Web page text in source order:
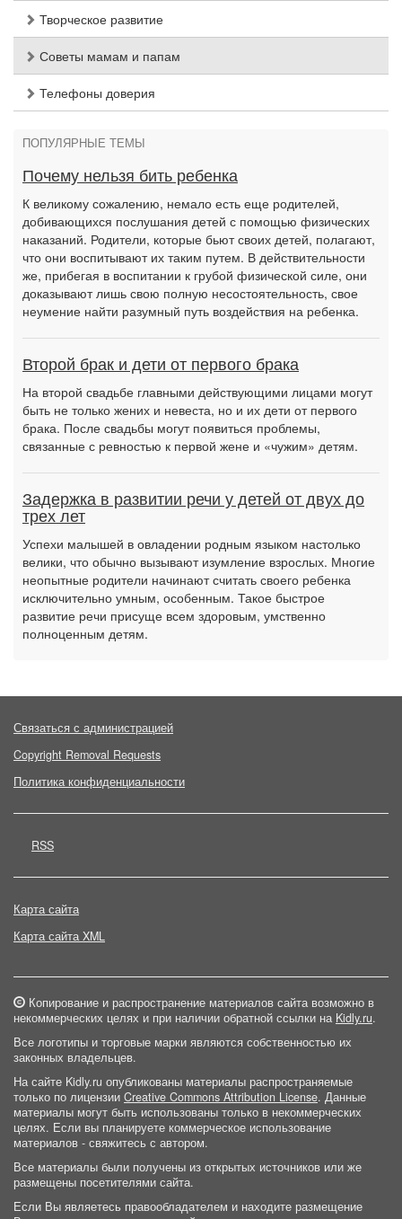
Творческое развитие
Советы мамам и папам
Телефоны доверия
ПОПУЛЯРНЫЕ ТЕМЫ
Почему нельзя бить ребенка
К великому сожалению, немало есть еще родителей,
добивающихся послушания детей с помощью физических
наказаний. Родители, которые бьют своих детей, полагают,
что они воспитывают их таким путем. В действительности
же, прибегая в воспитании к грубой физической силе, они
доказывают лишь свою полную несостоятельность, свое
неумение найти разумный путь воздействия на ребенка.
Второй брак и дети от первого брака
На второй свадьбе главными действующими лицами могут
быть не только жених и невеста, но и их дети от первого
брака. После свадьбы могут появиться проблемы,
связанные с ревностью к первой жене и «чужим» детям.
Задержка в развитии речи у детей от двух до
трех лет
Успехи малышей в овладении родным языком настолько
велики, что обычно вызывают изумление взрослых. Многие
неопытные родители начинают считать своего ребенка
исключительно умным, особенным. Такое быстрое
развитие речи присуще всем здоровым, умственно
полноценным детям.
Связаться с администрацией
Copyright Removal Requests
Политика конфиденциальности
RSS
Карта сайта
Карта сайта XML
Копирование и распространение материалов сайта возможно в
некоммерческих целях и при наличии обратной ссылки на Kidly.ru.
Все логотипы и торговые марки являются собственностью их
законных владельцев.
На сайте Kidly.ru опубликованы материалы распространяемые
только по лицензии Creative Commons Attribution License. Данные
материалы могут быть использованы только в некоммерческих
целях. Если вы планируете коммерческое использование
материалов - свяжитесь с автором.
Все материалы были получены из открытых источников или же
размещены посетителями сайта.
Если Вы являетесь правообладателем и находите размещение